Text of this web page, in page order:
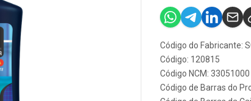
Código do Fabricante:
Código: 120815
Código NCM: 33051000
Código de Barras do